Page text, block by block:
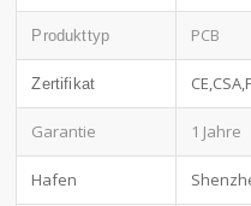
Produkttyp PCB
Zertifikat
Garantie 1 Jahre
Hafen